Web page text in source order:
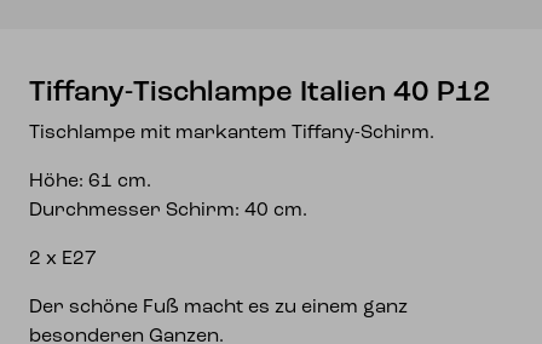
Tiffany-Tischlampe Italien 40 P12
Tischlampe mit markantem Tiffany-Schirm.
Höhe: 61 cm.
Durchmesser Schirm: 40 cm.
2 x E27
Der schöne Fuß macht es zu einem ganz
besonderen Ganzen.